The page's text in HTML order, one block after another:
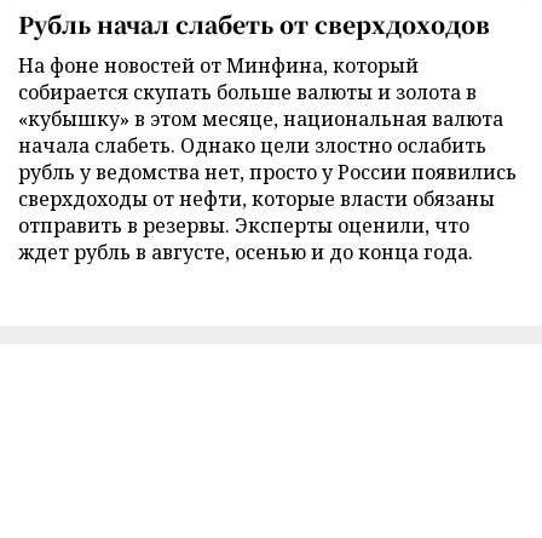
Рубль начал слабеть от сверхдоходов
На фоне новостей от Минфина, который
собирается скупать больше валюты и золота в
«кубышку» в этом месяце, национальная валюта
начала слабеть. Однако цели злостно ослабить
рубль у ведомства нет, просто у России появились
сверхдоходы от нефти, которые власти обязаны
отправить в резервы. Эксперты оценили, что
ждет рубль в августе, осенью и до конца года.